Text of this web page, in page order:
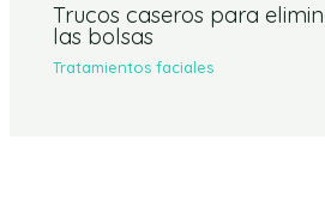
Trucos caseros para
las bolsas
Tratamientos faciales